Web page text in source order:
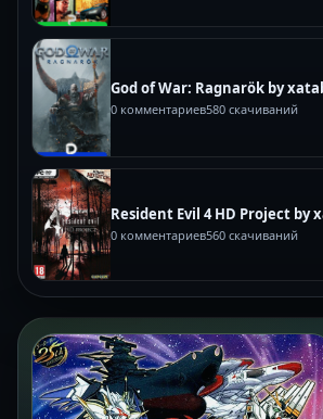
God of War: Ragnarök by
0 комментариев580 скачиваний
Resident Evil 4 HD Project by
0 комментариев560 скачиваний